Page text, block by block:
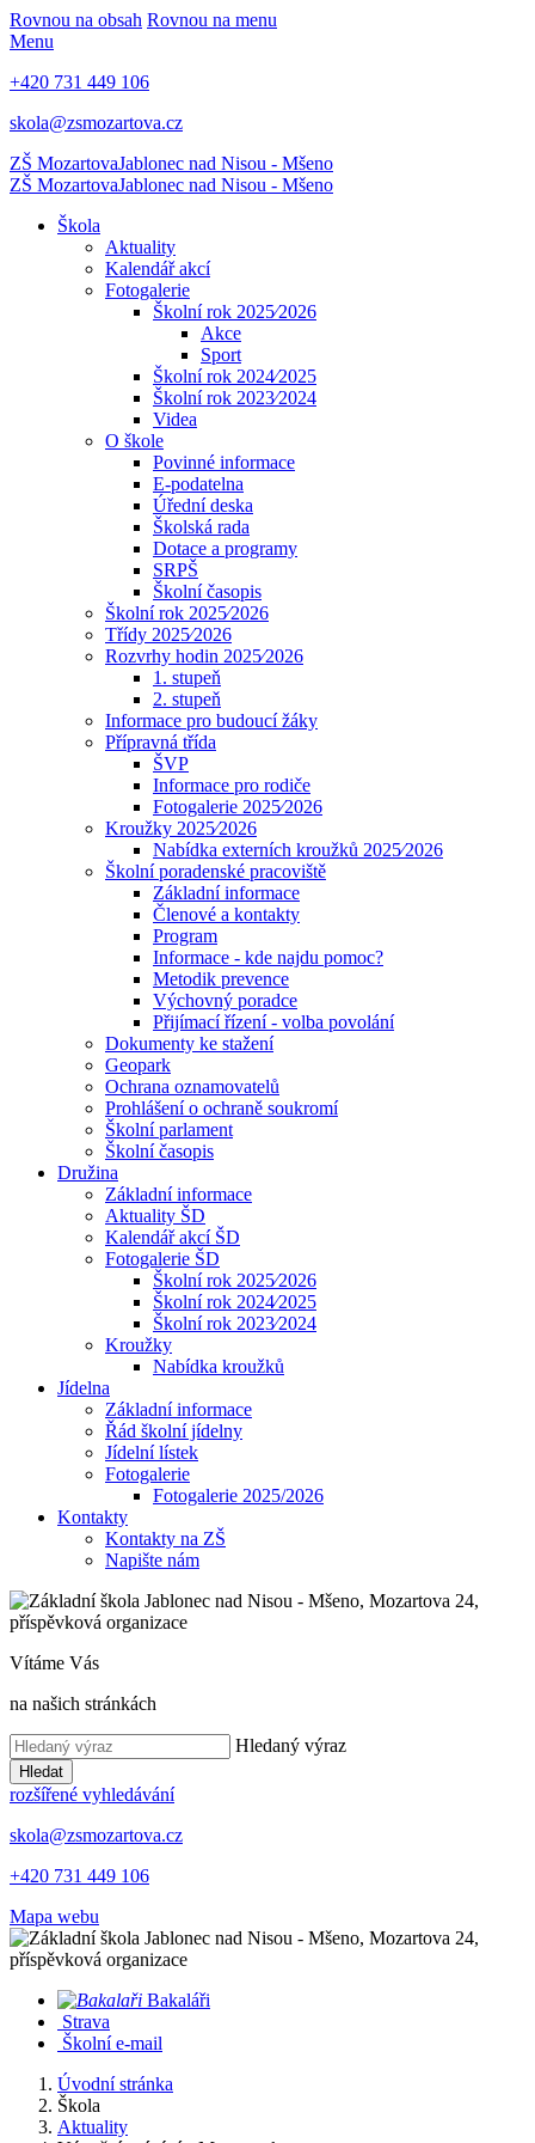
Rovnou na obsah Rovnou na menu
Menu
+420 731 449 106
skola@zsmozartova.cz
ZŠ MozartovaJablonec nad Nisou - Mšeno
ZŠ MozartovaJablonec nad Nisou - Mšeno
Škola
Aktuality
Kalendář akcí
Fotogalerie
Školní rok 2025⁄2026
Akce
Sport
Školní rok 2024⁄2025
Školní rok 2023⁄2024
Videa
O škole
Povinné informace
E-podatelna
Úřední deska
Školská rada
Dotace a programy
SRPŠ
Školní časopis
Školní rok 2025⁄2026
Třídy 2025⁄2026
Rozvrhy hodin 2025⁄2026
1. stupeň
2. stupeň
Informace pro budoucí žáky
Přípravná třída
ŠVP
Informace pro rodiče
Fotogalerie 2025⁄2026
Kroužky 2025⁄2026
Nabídka externích kroužků 2025⁄2026
Školní poradenské pracoviště
Základní informace
Členové a kontakty
Program
Informace - kde najdu pomoc?
Metodik prevence
Výchovný poradce
Přijímací řízení - volba povolání
Dokumenty ke stažení
Geopark
Ochrana oznamovatelů
Prohlášení o ochraně soukromí
Školní parlament
Školní časopis
Družina
Základní informace
Aktuality ŠD
Kalendář akcí ŠD
Fotogalerie ŠD
Školní rok 2025⁄2026
Školní rok 2024⁄2025
Školní rok 2023⁄2024
Kroužky
Nabídka kroužků
Jídelna
Základní informace
Řád školní jídelny
Jídelní lístek
Fotogalerie
Fotogalerie 2025/2026
Kontakty
Kontakty na ZŠ
Napište nám
Vítáme Vás
na našich stránkách
Hledaný výraz
Hledat
rozšířené vyhledávání
skola@zsmozartova.cz
+420 731 449 106
Mapa webu
Bakaláři
Strava
Školní e-mail
Úvodní stránka
Škola
Aktuality